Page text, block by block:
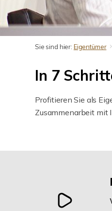
Sie sind hier: Eigentümer
In 7
Profitieren Sie als
Zusammenarbeit mit